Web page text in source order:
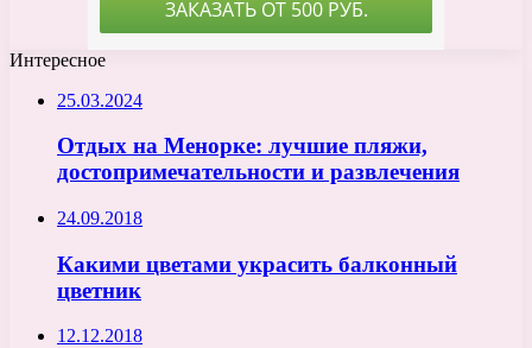
Интересное
25.03.2024
Отдых на Менорке: лучшие пляжи,
достопримечательности и развлечения
24.09.2018
Какими цветами украсить балконный
цветник
12.12.2018